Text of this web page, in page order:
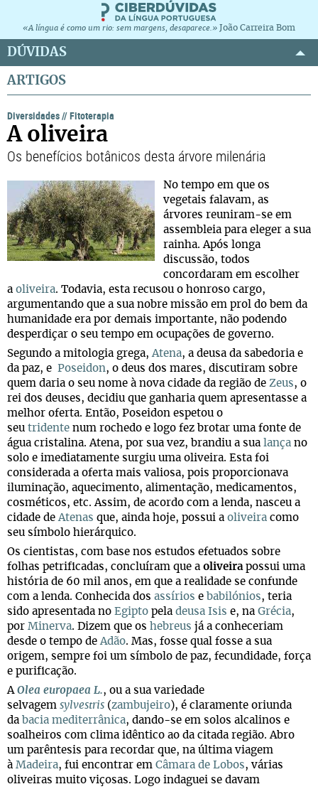
«A língua é como um rio: sem margens, desaparece.» João Carreira Bom
DÚVIDAS
ARTIGOS
Diversidades//Fitoterapia
A oliveira
Os benefícios botânicos desta árvore milenária
No tempo em que os
vegetais falavam, as
árvores reuniram-se em
assembleia para eleger a sua
rainha. Após longa
discussão, todos
concordaram em escolher
a oliveira. Todavia, esta recusou o honroso cargo,
argumentando que a sua nobre missão em prol do bem da
humanidade era por demais importante, não podendo
desperdiçar o seu tempo em ocupações de governo.
Segundo a mitologia grega,Atena, a deusa da sabedoria e
da paz, e Poseidon, o deus dos mares, discutiram sobre
quem daria o seu nome à nova cidade da região de Zeus, o
rei dos deuses, decidiu que ganharia quem apresentasse a
melhor oferta. Então, Poseidon espetou o
seu tridente num rochedo e logo fez brotar uma fonte de
água cristalina. Atena, por sua vez, brandiu a sua lança no
solo e imediatamente surgiu uma oliveira. Esta foi
considerada a oferta mais valiosa, pois proporcionava
iluminação, aquecimento, alimentação, medicamentos,
cosméticos, etc. Assim, de acordo com a lenda, nasceu a
cidade deAtenas que, ainda hoje, possui a oliveira como
seu símbolo hierárquico.
Os cientistas, com base nos estudos efetuados sobre
folhas petrificadas, concluíram que a oliveirapossui uma
história de 60 mil anos, em que a realidade se confunde
com a lenda. Conhecida dos assírios e babilónios, teria
sido apresentada no Egipto pela deusa Isis e, na Grécia,
por Minerva. Dizem que os hebreus já a conheceriam
desde o tempo deAdão. Mas, fosse qual fosse a sua
origem, sempre foi um símbolo de paz, fecundidade, força
e purificação.
A Olea europaea L., ou a sua variedade
selvagem sylvestris (zambujeiro), é claramente oriunda
da bacia mediterrânica, dando-se em solos alcalinos e
soalheiros com clima idêntico ao da citada região. Abro
um parêntesis para recordar que, na última viagem
à Madeira, fui encontrar em Câmara de Lobos, várias
oliveiras muito viçosas. Logo indaguei se davam